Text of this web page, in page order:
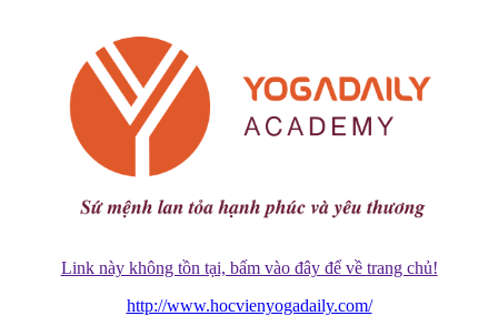
Link này không tồn tại, bấm vào đây để về trang chủ!
http://www.hocvienyogadaily.com/